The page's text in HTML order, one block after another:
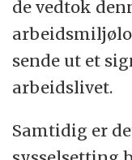
de vedtok
sende ut et
arbeidslivet.
Samtidig er